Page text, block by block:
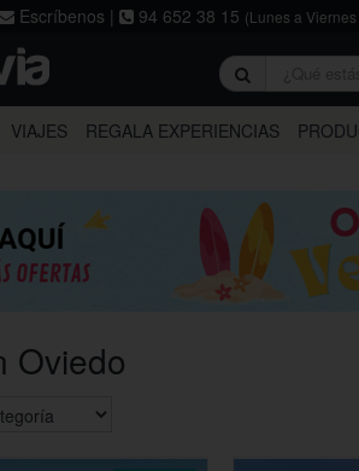
Escríbenos | 94 652 38 15 (Lunes a
Alicante Barcelona
Tarragona
VIAJES REGALA EXPERIENCIAS
Oviedo